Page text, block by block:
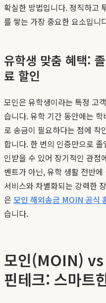
확실한 방법입니다. 정직하고
를 쌓는 가장 중요한 요소입니
유학생 맞춤 혜택:
료 할인
모인은 유학생이라는 특정 고
습니다. 유학 기간 동안에는
로 송금이 필요하다는 점에 착
합니다. 한 번의 인증만으로
인받을 수 있어 장기적인 관점
벤트가 아닌, 유학 생활 전반
서비스와 차별화되는 강력한
은 모인 해외송금 MOIN 공식
습니다.
모인(MOIN)
핀테크: 스마트